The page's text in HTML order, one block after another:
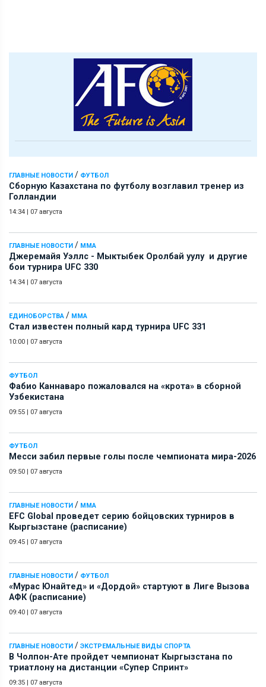
ГЛАВНЫЕ НОВОСТИ / ФУТБОЛ
Сборную Казахстана по футболу возглавил тренер из
Голландии
14:34 | 07 августа
ГЛАВНЫЕ НОВОСТИ / ММА
Джеремайя Уэллс - Мыктыбек Оролбай уулу и другие
бои турнира UFC 330
14:34 | 07 августа
ЕДИНОБОРСТВА / ММА
Стал известен полный кард турнира UFC 331
10:00 | 07 августа
ФУТБОЛ
Фабио Каннаваро пожаловался на «крота» в сборной
Узбекистана
09:55 | 07 августа
ФУТБОЛ
Месси забил первые голы после чемпионата мира-2026
09:50 | 07 августа
ГЛАВНЫЕ НОВОСТИ / ММА
EFC Global проведет серию бойцовских турниров в
Кыргызстане (расписание)
09:45 | 07 августа
ГЛАВНЫЕ НОВОСТИ / ФУТБОЛ
«Мурас Юнайтед» и «Дордой» стартуют в Лиге Вызова
АФК (расписание)
09:40 | 07 августа
ГЛАВНЫЕ НОВОСТИ / ЭКСТРЕМАЛЬНЫЕ ВИДЫ СПОРТА
В Чолпон-Ате пройдет чемпионат Кыргызстана по
триатлону на дистанции «Супер Спринт»
09:35 | 07 августа